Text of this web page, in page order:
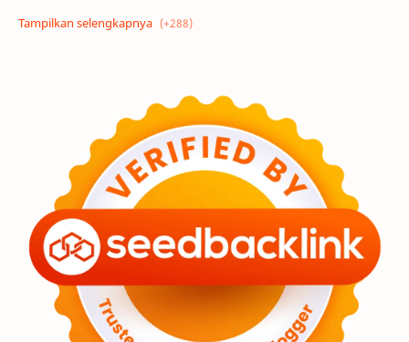
Alam semesta Galaksi
Tata Surya Hype
Asteroid Observasi
Premium Komet Bulan
Penelitian Serba-serbi Satelit
Luar Angkasa Video Aurora
Supernova Nebula Sponsored